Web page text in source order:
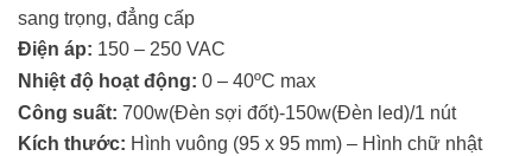
sang trọng, đẳng cấp
Điện áp: 150 – 250 VAC
Nhiệt độ hoạt động: 0 – 40ºC max
Công suất: 700w(Đèn sợi đốt)-150w(Đèn led)/1 nút
Kích thước: Hình vuông (95 x 95 mm) – Hình chữ nhật